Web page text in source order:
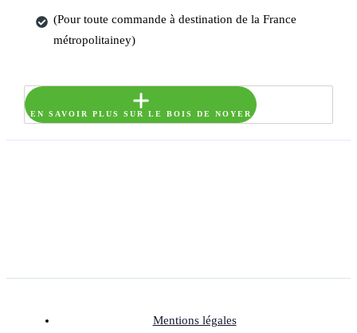
(Pour toute commande à destination de la France
métropolitainey)
EN SAVOIR PLUS SUR LE BOIS DE NOYER
Mentions légales